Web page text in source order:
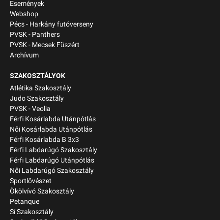
Események
Webshop
Pécs - Harkány futóverseny
PVSK - Panthers
PVSK - Mecsek Füszért
Archívum
SZAKOSZTÁLYOK
Atlétika Szakosztály
Judo Szakosztály
PVSK - Veolia
Férfi Kosárlabda Utánpótlás
Női Kosárlabda Utánpótlás
Férfi Kosárlabda B 3x3
Férfi Labdarúgó Szakosztály
Férfi Labdarúgó Utánpótlás
Női Labdarúgó Szakosztály
Sportlövészet
Ökölvívó Szakosztály
Petanque
Sí Szakosztály